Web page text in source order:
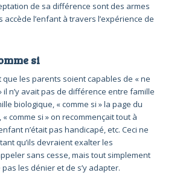
de sa différence sont des armes
l’enfant à travers l’expérience de
si
que les parents soient capables de « ne
il n’y avait pas de différence entre famille
biologique, « comme si » la page du
comme si » on recommençait tout à
n’était pas handicapé, etc. Ceci ne
qu’ils devraient exalter les
sans cesse, mais tout simplement
les dénier et de s’y adapter.